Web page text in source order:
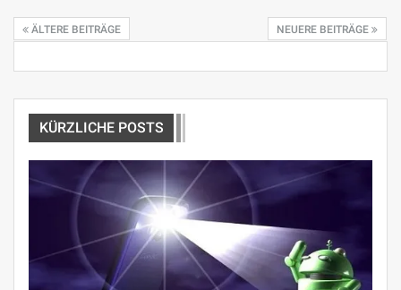
ÄLTERE BEITRÄGE NEUERE BEITRÄGE
KÜRZLICHE POSTS